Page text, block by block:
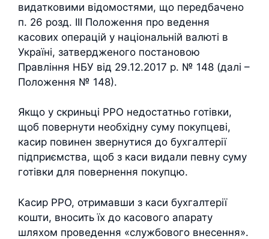
видатковими відомостями, що передбачено
п. 26 розд. ІІІ Положення про ведення
касових операцій у національній валюті в
Україні, затвердженого постановою
Правління НБУ від 29.12.2017 р. № 148 (далі –
Положення № 148).
Якщо у скриньці РРО недостатньо готівки,
щоб повернути необхідну суму покупцеві,
касир повинен звернутися до бухгалтерії
підприємства, щоб з каси видали певну суму
готівки для повернення покупцю.
Касир РРО, отримавши з каси бухгалтерії
кошти, вносить їх до касового апарату
шляхом проведення «службового внесення».